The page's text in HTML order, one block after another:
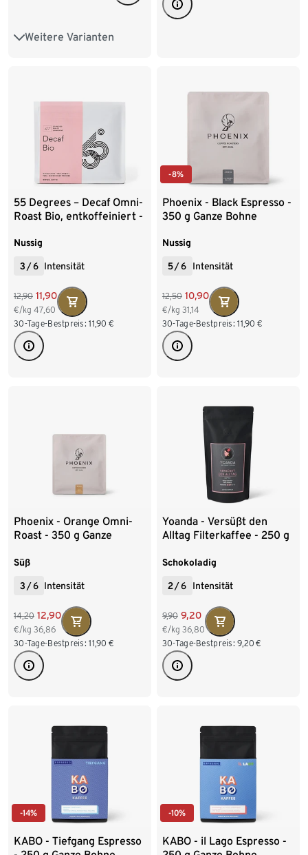
Weitere Varianten
250 g Gemahlen
55 Degrees – Decaf Omni-
Roast Bio, entkoffeiniert -
Nussig
3 /6 Intensität
12,90 11,90
€/kg 47,60
30-Tage-Bestpreis: 11,90 €
-8%
Phoenix - Black Espresso -
350 g Ganze Bohne
Nussig
5/6 Intensität
12,50 10,90
€/kg 31,14
30-Tage-Bestpreis: 11,90 €
Phoenix - Orange Omni-
Roast - 350 g Ganze
Süß
3 /6 Intensität
14,20 12,90
€/kg 36,86
30-Tage-Bestpreis: 11,90 €
Yoanda - Versüßt den
Alltag Filterkaffee - 250 g
Schokoladig
2/6 Intensität
9,90 9,20
€/kg 36,80
30-Tage-Bestpreis: 9,20 €
-14%
KABO - Tiefgang Espresso
-10%
KABO - il Lago Espresso -